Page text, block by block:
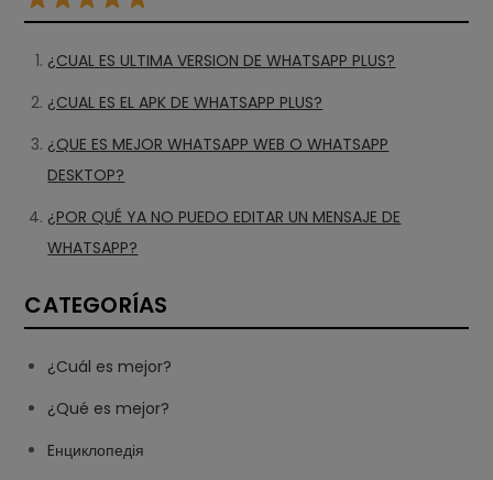
¿CUAL ES ULTIMA VERSION DE WHATSAPP PLUS?
¿CUAL ES EL APK DE WHATSAPP PLUS?
¿QUE ES MEJOR WHATSAPP WEB O WHATSAPP
DESKTOP?
¿POR QUÉ YA NO PUEDO EDITAR UN MENSAJE DE
WHATSAPP?
CATEGORÍAS
¿Cuál es mejor?
¿Qué es mejor?
Eнциклопедія